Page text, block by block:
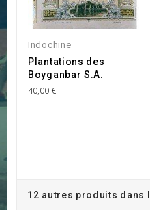
Indochine
Plantations des
Boyganbar S.A.
40,00 €
12 autres produits dans